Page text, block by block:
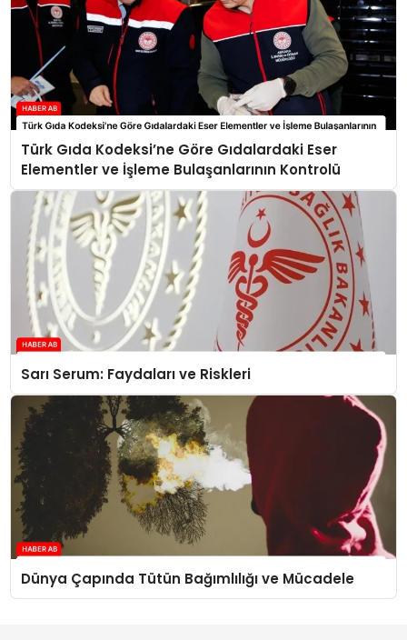
Türk Gıda Kodeksi’ne Göre Gıdalardaki Eser
Elementler ve İşleme Bulaşanlarının Kontrolü
Sarı Serum: Faydaları ve Riskleri
Dünya Çapında Tütün Bağımlılığı ve Mücadele